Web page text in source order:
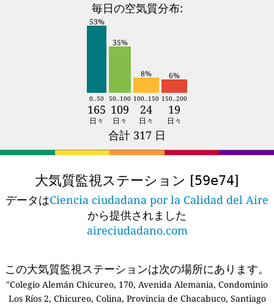
毎日の空気質分布:
53%
35%
8% 6%
0..50 50..100 100..150 150..200
165 109 24 19
日々 日々 日々 日々
合計 317 日
大気質監視ステーション [59e74]
データはCiencia ciudadana por la Calidad del Aire
から提供されました
aireciudadano.com
この大気質監視ステーションは次の場所にあります。
"Colegio Alemán Chicureo, 170, Avenida Alemania, Condominio
Los Ríos 2, Chicureo, Colina, Provincia de Chacabuco, Santiago